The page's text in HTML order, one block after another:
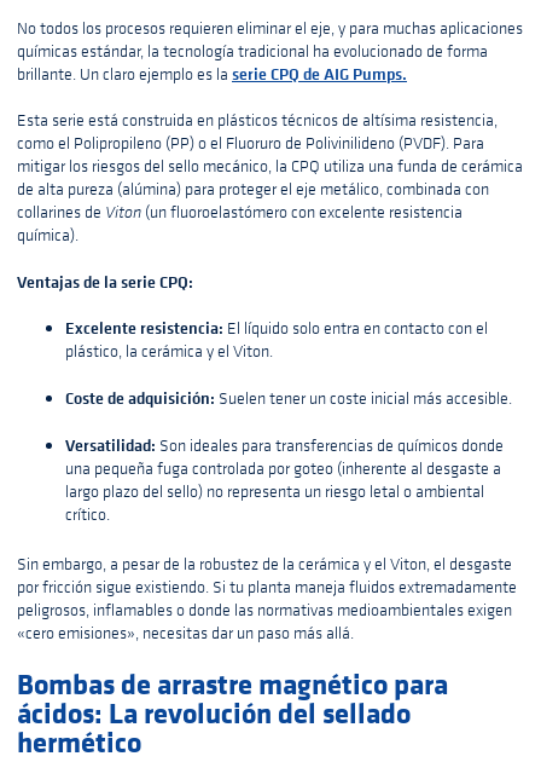
No todos los procesos requieren eliminar el eje, y para muchas aplicaciones
químicas estándar, la tecnología tradicional ha evolucionado de forma
brillante. Un claro ejemplo es la serie CPQ de AIG Pumps.
Esta serie está construida en plásticos técnicos de altísima resistencia,
como el Polipropileno (PP) o el Fluoruro de Polivinilideno (PVDF). Para
mitigar los riesgos del sello mecánico, la CPQ utiliza una funda de cerámica
de alta pureza (alúmina) para proteger el eje metálico, combinada con
collarines de Viton (un fluoroelastómero con excelente resistencia
química).
Ventajas de la serie CPQ:
Excelente resistencia: El líquido solo entra en contacto con el
plástico, la cerámica y el Viton.
Coste de adquisición: Suelen tener un coste inicial más accesible.
Versatilidad: Son ideales para transferencias de químicos donde
una pequeña fuga controlada por goteo (inherente al desgaste a
largo plazo del sello) no representa un riesgo letal o ambiental
crítico.
Sin embargo, a pesar de la robustez de la cerámica y el Viton, el desgaste
por fricción sigue existiendo. Si tu planta maneja fluidos extremadamente
peligrosos, inflamables o donde las normativas medioambientales exigen
«cero emisiones», necesitas dar un paso más allá.
Bombas de arrastre magnético para
ácidos: La revolución del sellado
hermético